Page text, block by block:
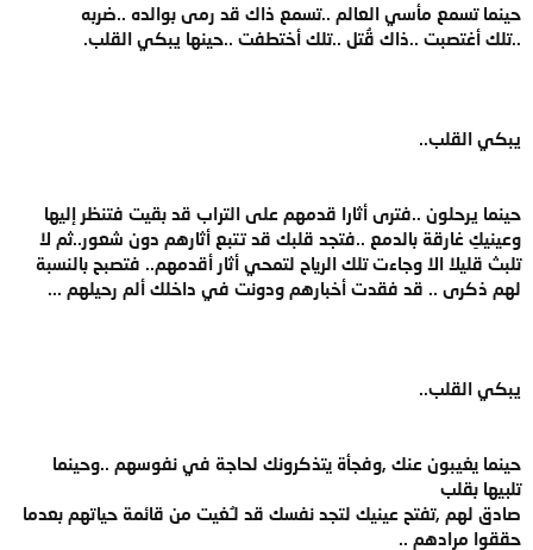
حينما تسمع مأسي العالم ..تسمع ذاك قد رمى بوالده ..ضربه
..تلك أغتصبت ..ذاك قُتل ..تلك أختطفت ..حينها يبكي القلب.
يبكي القلب..
حينما يرحلون ..فترى أثارا قدمهم على التراب قد بقيت فتنظر إليها
وعينيكِ غارقة بالدمع ..فتجد قلبك قد تتبع أثارهم دون شعور..ثم لا
تلبث قليلا الا وجاءت تلك الرياح لتمحي أثار أقدمهم.. فتصبح بالنسبة
لهم ذكرى .. قد فقدت أخبارهم ودونت في داخلك ألم رحيلهم ...
يبكي القلب..
حينما يغيبون عنك ,وفجأة يتذكرونك لحاجة في نفوسهم ..وحينما
تلبيها بقلب
صادق لهم ,تفتح عينيك لتجد نفسك قد لـُغيت من قائمة حياتهم بعدما
حققوا مرادهم ..